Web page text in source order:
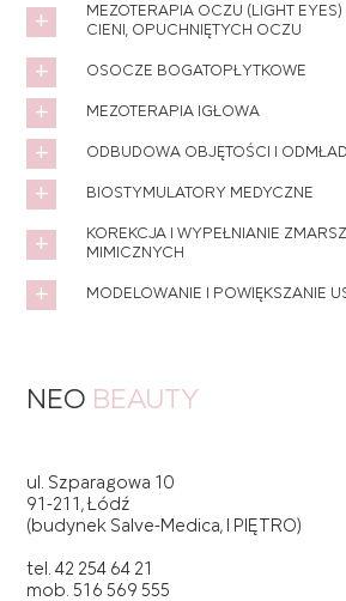
MEZOTERAPIA OCZU (LIGHT
CIENI, OPUCHNIĘTYCH OCZU
OSOCZE BOGATOPŁYTKOWE
MEZOTERAPIA IGŁOWA
ODBUDOWA OBJĘTOŚCI I
BIOSTYMULATORY MEDYCZNE
KOREKCJA I WYPEŁNIANIE
MIMICZNYCH
MODELOWANIE I POWIĘKSZANIE
NEO BEAUTY
ul. Szparagowa 10
91-211,Łódź
(budynek Salve-Medica, I PIĘTRO)
tel.42 254 64 21
mob.516 569 555